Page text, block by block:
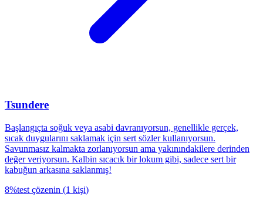
Tsundere
Başlangıçta soğuk veya asabi davranıyorsun, genellikle gerçek,
sıcak duygularını saklamak için sert sözler kullanıyorsun.
Savunmasız kalmakta zorlanıyorsun ama yakınındakilere derinden
değer veriyorsun. Kalbin sıcacık bir lokum gibi, sadece sert bir
kabuğun arkasına saklanmış!
8%test çözenin (1 kişi)